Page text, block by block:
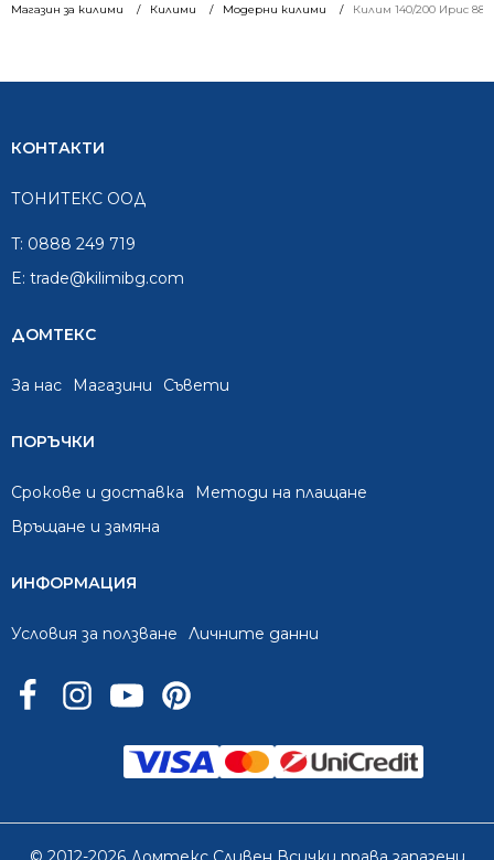
Магазин за килими Килими Модерни килими Килим 140/200 Ирис
КОНТАКТИ
ТОНИТЕКС ООД
T: 0888 249 719
E: trade@kilimibg.com
ДОМТЕКС
За нас Mагазини Съвети
ПОРЪЧКИ
Срокове и доставка
Методи на плащане
Връщане и замяна
ИНФОРМАЦИЯ
Условия за ползване Личните данни